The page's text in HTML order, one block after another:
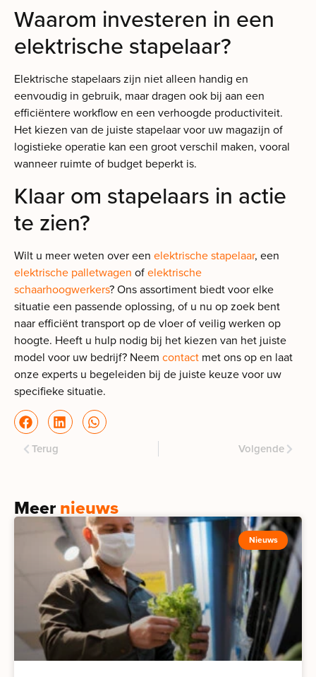
Waarom investeren in een
elektrische stapelaar?
Elektrische stapelaars zijn niet alleen handig en
eenvoudig in gebruik, maar dragen ook bij aan een
efficiëntere workflow en een verhoogde productiviteit.
Het kiezen van de juiste stapelaar voor uw magazijn of
logistieke operatie kan een groot verschil maken, vooral
wanneer ruimte of budget beperkt is.
Klaar om stapelaars in actie
te zien?
Wilt u meer weten over een elektrische stapelaar, een
elektrische palletwagen ofelektrische
schaarhoogwerkers? Ons assortiment biedt voor elke
situatie een passende oplossing, of u nu op zoek bent
naar efficiënt transport op de vloer of veilig werken op
hoogte. Heeft u hulp nodig bij het kiezen van het juiste
model voor uw bedrijf? Neem contact met ons op en laat
onze experts u begeleiden bij de juiste keuze voor uw
specifieke situatie.
Terug Volgende
Meernieuws
Nieuws